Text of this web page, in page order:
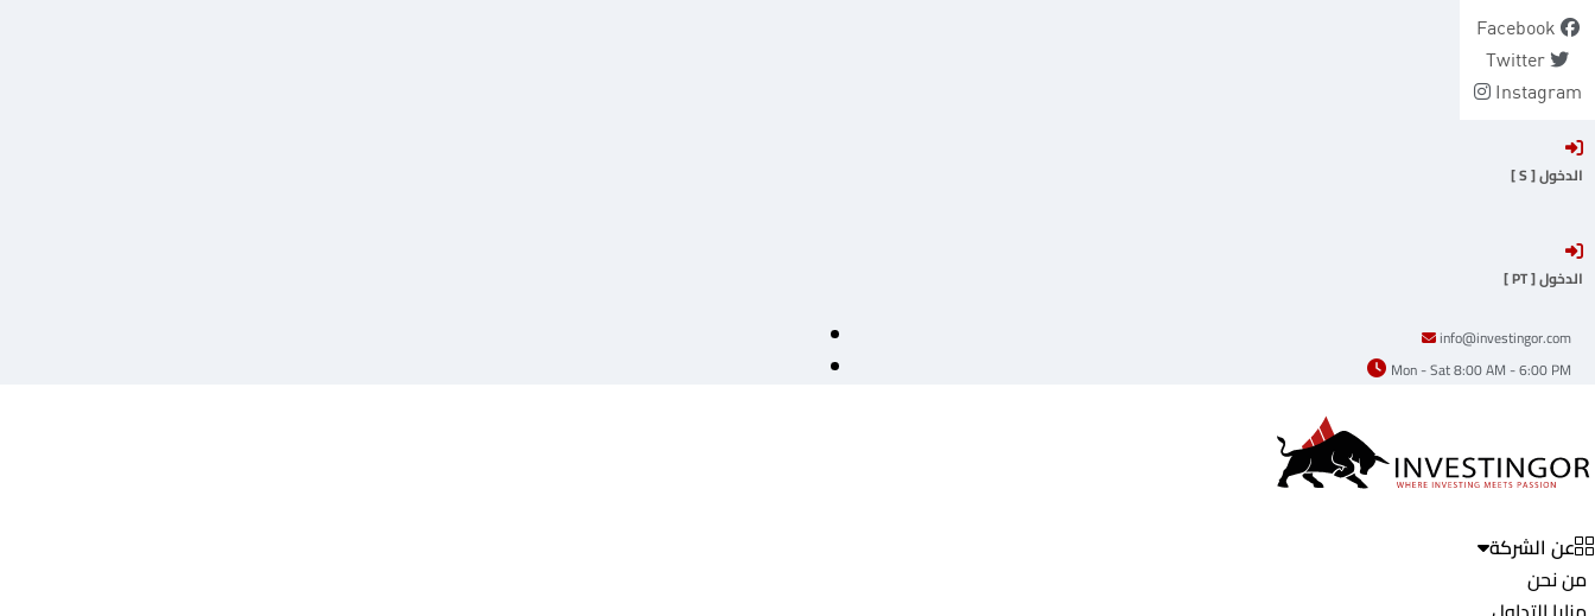
content
Facebook
Twitter
Instagram
الدخول [ S ]
الدخول [ PT ]
info@investingor.com
Mon - Sat 8:00 AM - 6:00 PM
عن الشركة
من نحن